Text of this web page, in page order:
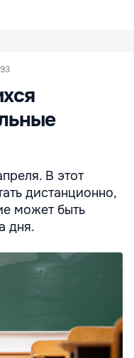
В этот
дистанционно,
может быть
дня.